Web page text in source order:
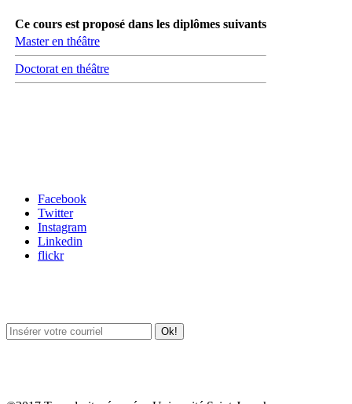
Ce cours est proposé dans les diplômes suivants
Master en théâtre
Doctorat en théâtre
Facebook
Twitter
Instagram
Linkedin
flickr